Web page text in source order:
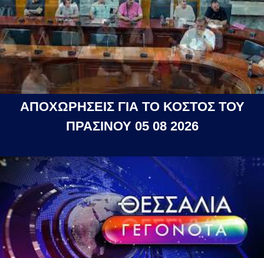
ΑΠΟΧΩΡΗΣΕΙΣ ΓΙΑ ΤΟ ΚΟΣΤΟΣ ΤΟΥ
ΠΡΑΣΙΝΟΥ 05 08 2026